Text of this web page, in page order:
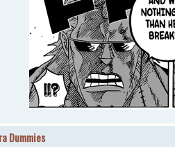
Dummies